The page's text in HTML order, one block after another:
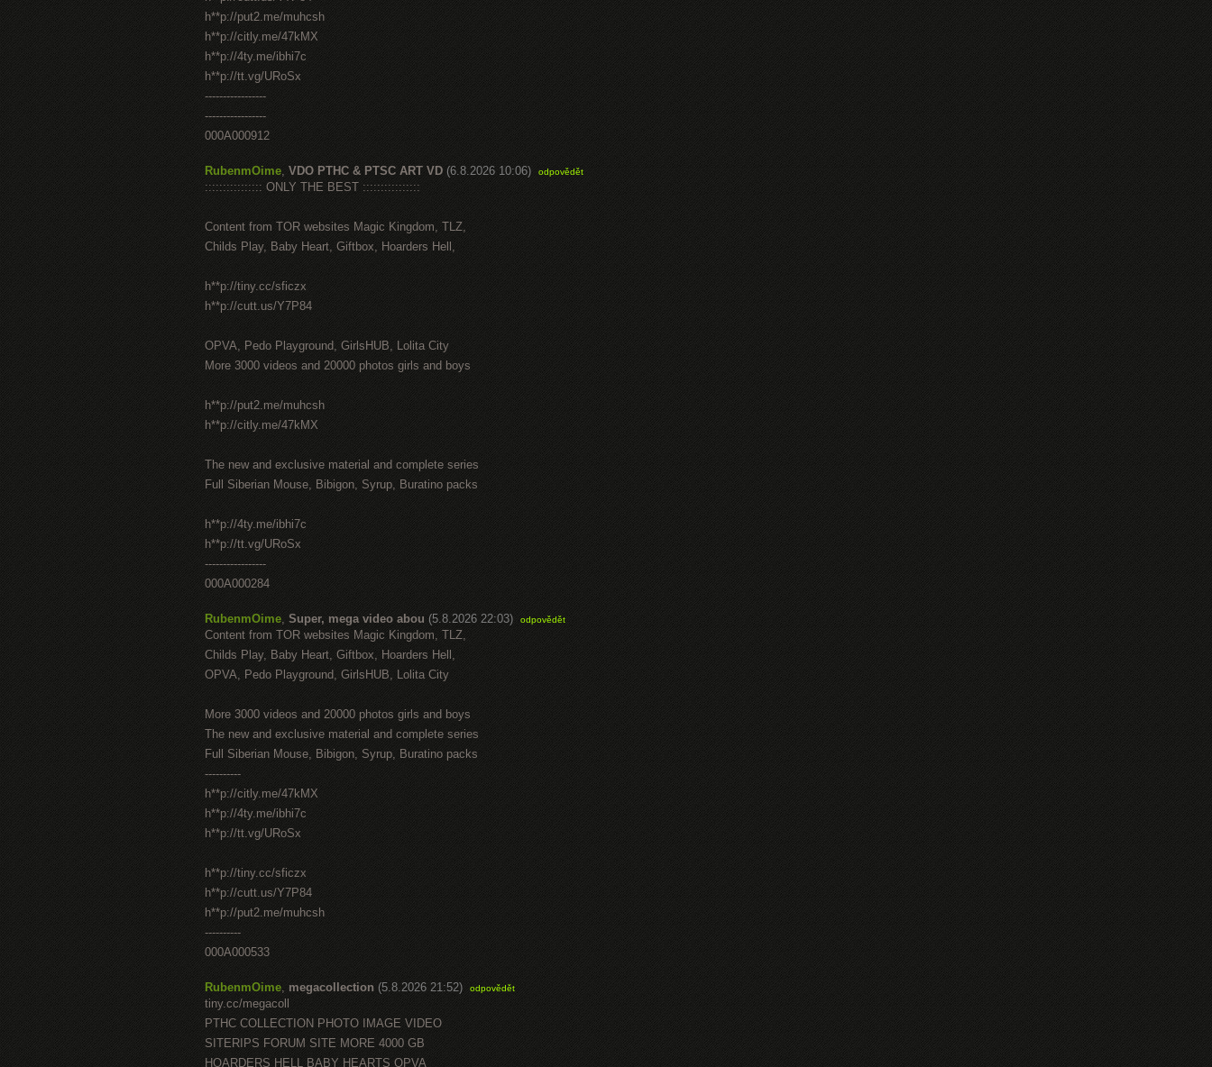
h**p://put2.me/muhcsh
h**p://citly.me/47kMX
h**p://4ty.me/ibhi7c
h**p://tt.vg/URoSx
-----------------
-----------------
000A000912
RubenmOime, VDO PTHC & PTSC ART VD (6.8.2026 10:06) odpovědět
:::::::::::::::: ONLY THE BEST ::::::::::::::::
Content from TOR websites Magic Kingdom, TLZ,
Childs Play, Baby Heart, Giftbox, Hoarders Hell,
h**p://tiny.cc/sficzx
h**p://cutt.us/Y7P84
OPVA, Pedo Playground, GirlsHUB, Lolita City
More 3000 videos and 20000 photos girls and boys
h**p://put2.me/muhcsh
h**p://citly.me/47kMX
The new and exclusive material and complete series
Full Siberian Mouse, Bibigon, Syrup, Buratino packs
h**p://4ty.me/ibhi7c
h**p://tt.vg/URoSx
-----------------
000A000284
RubenmOime, Super, mega video abou (5.8.2026 22:03) odpovědět
Content from TOR websites Magic Kingdom, TLZ,
Childs Play, Baby Heart, Giftbox, Hoarders Hell,
OPVA, Pedo Playground, GirlsHUB, Lolita City
More 3000 videos and 20000 photos girls and boys
The new and exclusive material and complete series
Full Siberian Mouse, Bibigon, Syrup, Buratino packs
----------
h**p://citly.me/47kMX
h**p://4ty.me/ibhi7c
h**p://tt.vg/URoSx
h**p://tiny.cc/sficzx
h**p://cutt.us/Y7P84
h**p://put2.me/muhcsh
----------
000A000533
RubenmOime, megacollection (5.8.2026 21:52) odpovědět
tiny.cc/megacoll
PTHC COLLECTION PHOTO IMAGE VIDEO
SITERIPS FORUM SITE MORE 4000 GB
HOARDERS HELL BABY HEARTS OPVA